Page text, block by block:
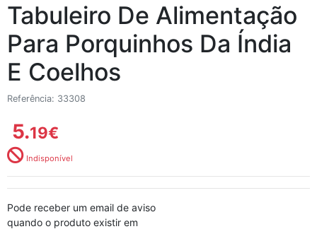
Tabuleiro De Alimentação
Para Porquinhos Da Índia
E Coelhos
Referência: 33308
5.19€
Indisponível
Pode receber um email de aviso
quando o produto existir em